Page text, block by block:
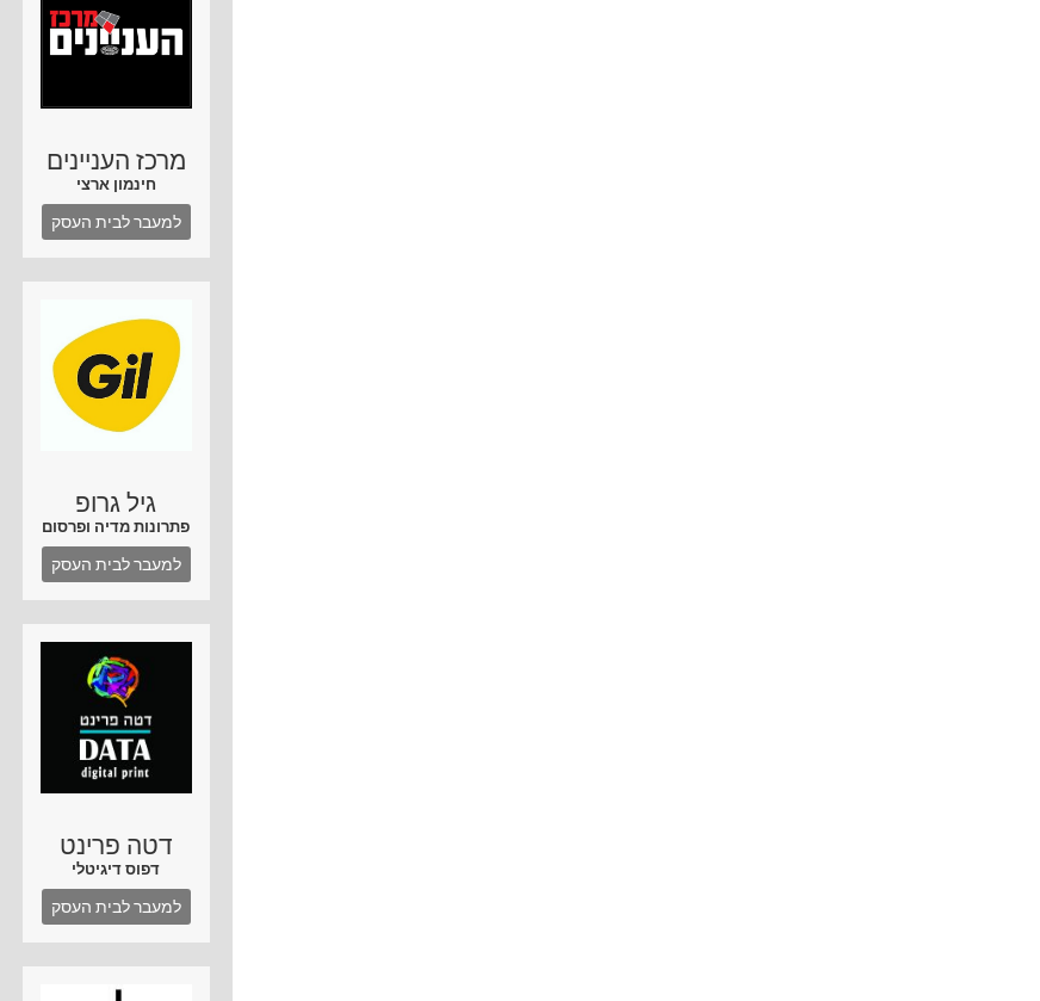
מרכז העניינים
חינמון ארצי
למעבר לבית העסק
גיל גרופ
פתרונות מדיה ופרסום
למעבר לבית העסק
דטה פרינט
דפוס דיגיטלי
למעבר לבית העסק